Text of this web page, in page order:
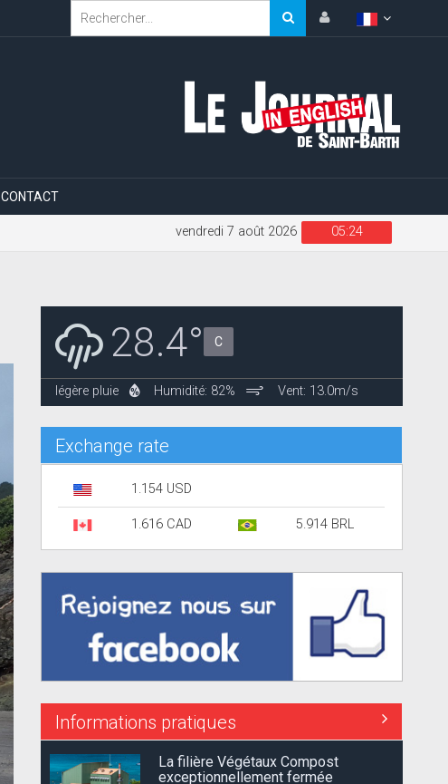
CONTACT
05:24
vendredi 7 août 2026
28.4° C
légère pluie Humidité: 82% Vent: 13.0m/s
Exchange rate
1.154 USD
1.616 CAD 5.914 BRL
Informations pratiques
La filière Végétaux Compost
exceptionnellement fermée